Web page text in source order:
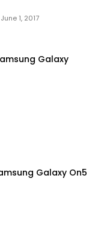
June 1, 2017
Galaxy
Galaxy On5